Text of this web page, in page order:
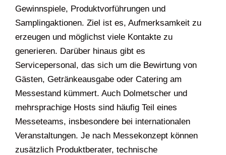
Gewinnspiele, Produktvorführungen und
Samplingaktionen. Ziel ist es, Aufmerksamkeit zu
erzeugen und möglichst viele Kontakte zu
generieren. Darüber hinaus gibt es
Servicepersonal, das sich um die Bewirtung von
Gästen, Getränkeausgabe oder Catering am
Messestand kümmert. Auch Dolmetscher und
mehrsprachige Hosts sind häufig Teil eines
Messeteams, insbesondere bei internationalen
Veranstaltungen. Je nach Messekonzept können
zusätzlich Produktberater, technische